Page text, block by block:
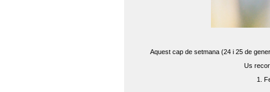
Aquest cap de setmana (24 i 25 de
Us
1.